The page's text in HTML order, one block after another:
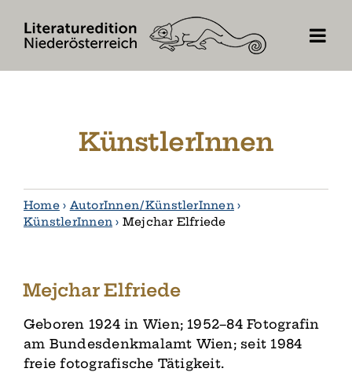
content
KünstlerInnen
Home› AutorInnen / KünstlerInnen›
KünstlerInnen › Mejchar Elfriede
Mejchar Elfriede
Geboren 1924 in Wien; 1952–84 Fotografin
am Bundesdenkmalamt Wien; seit 1984
freie fotografische Tätigkeit.